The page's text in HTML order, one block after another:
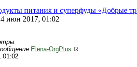
питания и суперфуды «Добрые
июн 2017, 01:02
Elena-OrgPlus
01:02